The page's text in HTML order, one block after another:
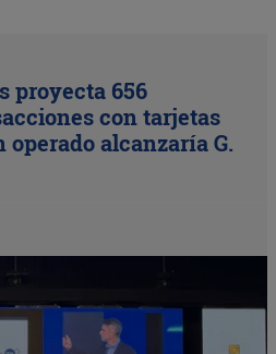
proyecta 656
con tarjetas
operado alcanzaría G.